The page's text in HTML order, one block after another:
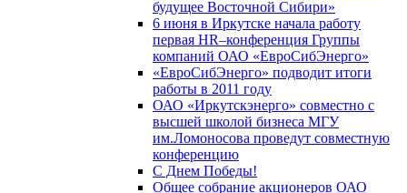
будущее Восточной Сибири»
6 июня в Иркутске начала работу
первая HR–конференция Группы
компаний ОАО «ЕвроСибЭнерго»
«ЕвроСибЭнерго» подводит итоги
работы в 2011 году
ОАО «Иркутскэнерго» совместно с
высшей школой бизнеса МГУ
им.Ломоносова проведут совместную
конференцию
С Днем Победы!
Общее собрание акционеров ОАО